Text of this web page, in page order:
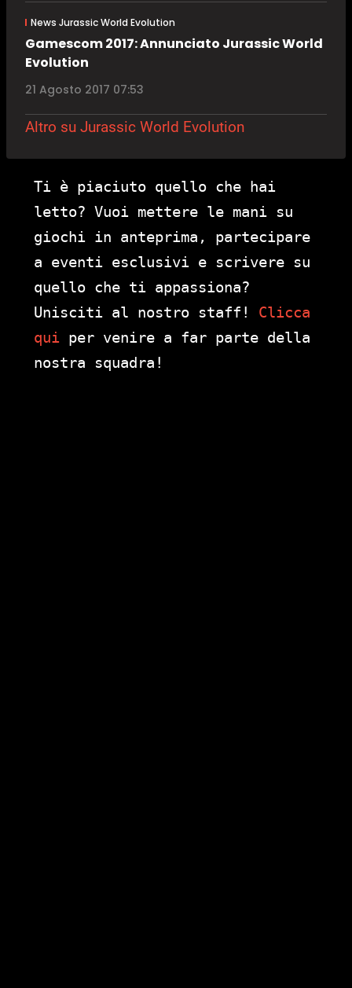
News Jurassic World Evolution
Gamescom 2017: Annunciato Jurassic World
Evolution
21 Agosto 2017 07:53
Altro su Jurassic World Evolution
Ti è piaciuto quello che hai
letto? Vuoi mettere le mani su
giochi in anteprima, partecipare
a eventi esclusivi e scrivere su
quello che ti appassiona?
Unisciti al nostro staff! Clicca
qui per venire a far parte della
nostra squadra!